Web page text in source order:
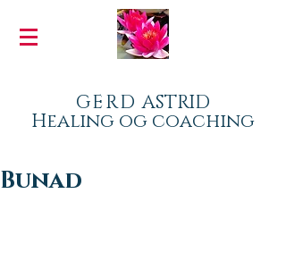
GERD ASTRID
Healing og coaching
Bunad